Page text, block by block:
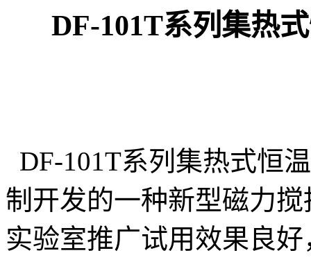
DF-101T系列集热
DF-101T系列集热式恒
制开发的一种新型磁力
实验室推广试用效果良